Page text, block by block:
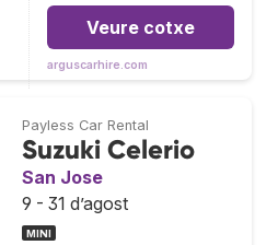
Veure cotxe
arguscarhire.com
Payless Car Rental
Suzuki Celerio
San Jose
9 - 31 d’agost
MINI